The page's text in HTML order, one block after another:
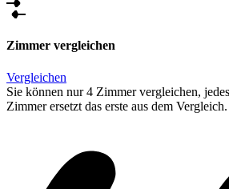
Zimmer vergleichen
Vergleichen
Sie können nur 4 Zimmer vergleichen,
Zimmer ersetzt das erste aus dem Vergleich.